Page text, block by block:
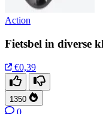
Action
Fietsbel in diverse
€0,39
1350
0